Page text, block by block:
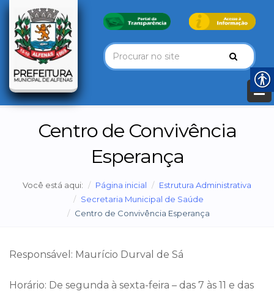
Centro de Convivência
Esperança
Você está aqui: Página inicial
Estrutura Administrativa
Secretaria Municipal de Saúde
Centro de Convivência Esperança
Responsável: Maurício Durval de Sá
Horário: De segunda à sexta-feira – das 7 às 11 e das